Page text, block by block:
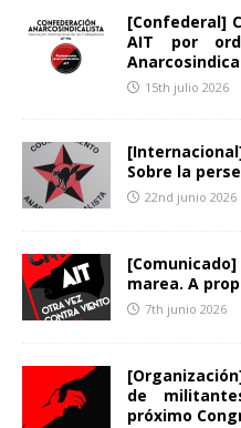
[Confederal]
AIT por
15th julio 2026
Sobre la
22nd junio 2026
marea. A
7th junio 2026
de
próximo